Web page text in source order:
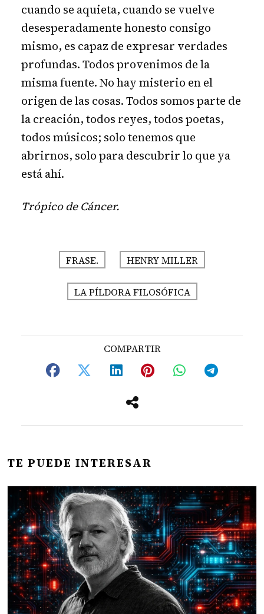
cuando se aquieta, cuando se vuelve
desesperadamente honesto consigo
mismo, es capaz de expresar verdades
profundas. Todos provenimos de la
misma fuente. No hay misterio en el
origen de las cosas. Todos somos parte de
la creación, todos reyes, todos poetas,
todos músicos; solo tenemos que
abrirnos, solo para descubrir lo que ya
está ahí.
Trópico de Cáncer.
FRASE. HENRY MILLER
LA PÍLDORA FILOSÓFICA
TE PUEDE INTERESAR